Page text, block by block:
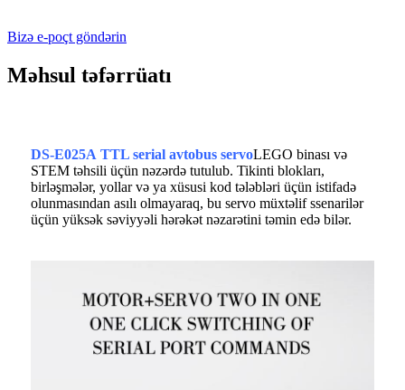
Bizə e-poçt göndərin
Məhsul təfərrüatı
DS-E025A TTL serial avtobus servoLEGO binası və
STEM təhsili üçün nəzərdə tutulub. Tikinti blokları,
birləşmələr, yollar və ya xüsusi kod tələbləri üçün istifadə
olunmasından asılı olmayaraq, bu servo müxtəlif ssenarilər
üçün yüksək səviyyəli hərəkət nəzarətini təmin edə bilər.